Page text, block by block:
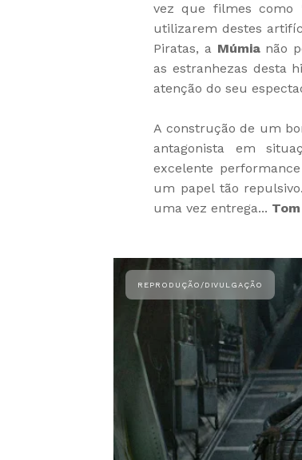
vez que filmes como
utilizarem destes
Piratas, aMúmianão
as estranhezas desta
atenção do seu
A construção de um
antagonista em
excelente
um papel tão
uma vez entrega...